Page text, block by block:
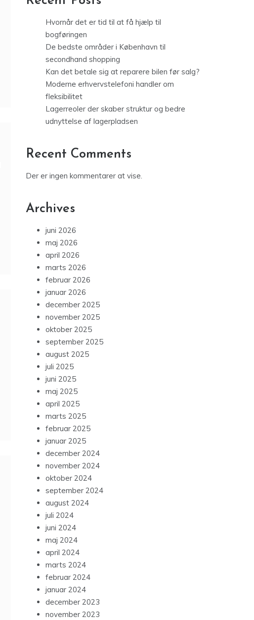
Hvornår det er tid til at få hjælp til
bogføringen
De bedste områder i København til
secondhand shopping
Kan det betale sig at reparere bilen før salg?
Moderne erhvervstelefoni handler om
fleksibilitet
Lagerreoler der skaber struktur og bedre
udnyttelse af lagerpladsen
Recent Comments
Der er ingen kommentarer at vise.
Archives
juni 2026
maj 2026
april 2026
marts 2026
februar 2026
januar 2026
december 2025
november 2025
oktober 2025
september 2025
august 2025
juli 2025
juni 2025
maj 2025
april 2025
marts 2025
februar 2025
januar 2025
december 2024
november 2024
oktober 2024
september 2024
august 2024
juli 2024
juni 2024
maj 2024
april 2024
marts 2024
februar 2024
januar 2024
december 2023
november 2023